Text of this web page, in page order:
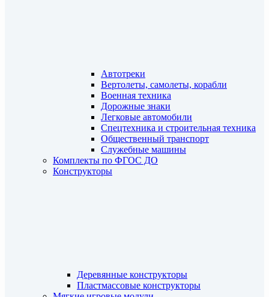
Автотреки
Вертолеты, самолеты, корабли
Военная техника
Дорожные знаки
Легковые автомобили
Спецтехника и строительная техника
Общественный транспорт
Служебные машины
Комплекты по ФГОС ДО
Конструкторы
Деревянные конструкторы
Пластмассовые конструкторы